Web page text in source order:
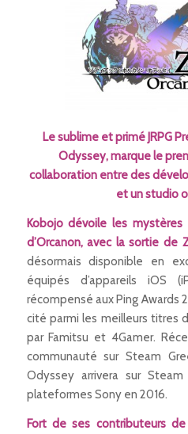
Le sublime et primé JRPG
Odyssey, marque le
collaboration entre des
et un studio
Kobojo dévoile les
d’Orcanon, avec la sortie de
désormais disponible en
équipés d’appareils iOS
récompensé aux Ping Awards
cité parmi les meilleurs titres
parFamitsu et 4Gamer.
communauté sur Steam
Odysseyarrivera sur
plateformes Sony en 2016.
Fort de ses contributeurs de